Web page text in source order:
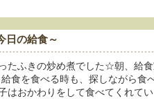
日の給食～
たふきの炒め煮でした☆朝、給
食を食べる時も、探しながら
はおかわりをして食べてくれて